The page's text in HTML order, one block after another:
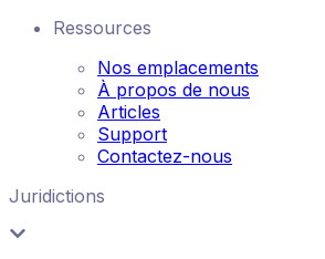
Ressources
Nos emplacements
À propos de nous
Articles
Support
Contactez-nous
Juridictions